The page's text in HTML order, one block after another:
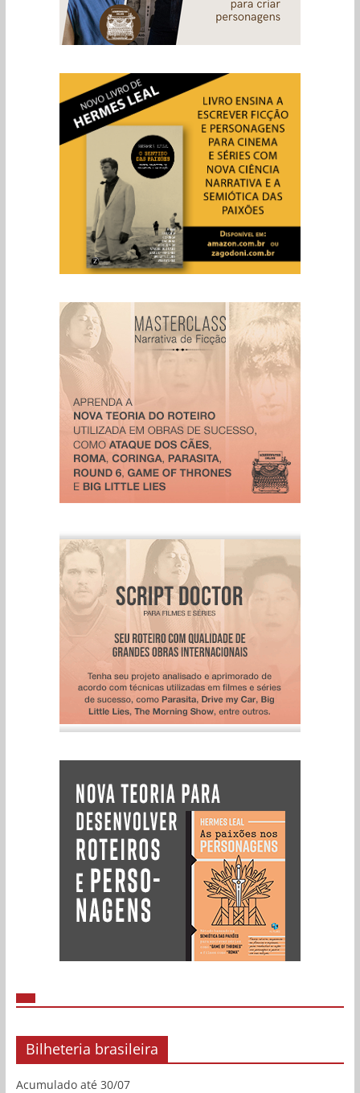
Bilheteria brasileira
Acumulado até 30/07